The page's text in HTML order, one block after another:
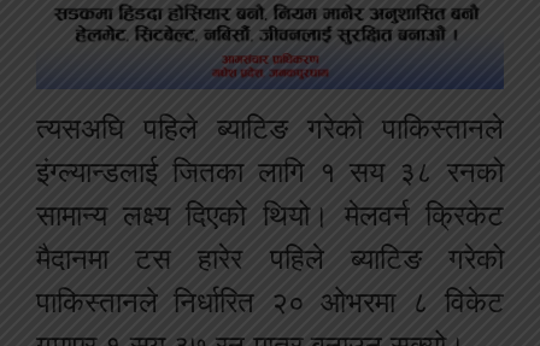
त्यसअघि पहिले ब्याटिङ गरेको पाकिस्तानले
इंग्ल्यान्डलाई जितका लागि १ सय ३८ रनको
सामान्य लक्ष्य दिएको थियो। मेलवर्न क्रिकेट
मैदानमा टस हारेर पहिले ब्याटिङ गरेको
पाकिस्तानले निर्धारित २० ओभरमा ८ विकेट